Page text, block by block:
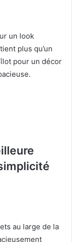
un look
plus qu’un
pour un décor
au large de la